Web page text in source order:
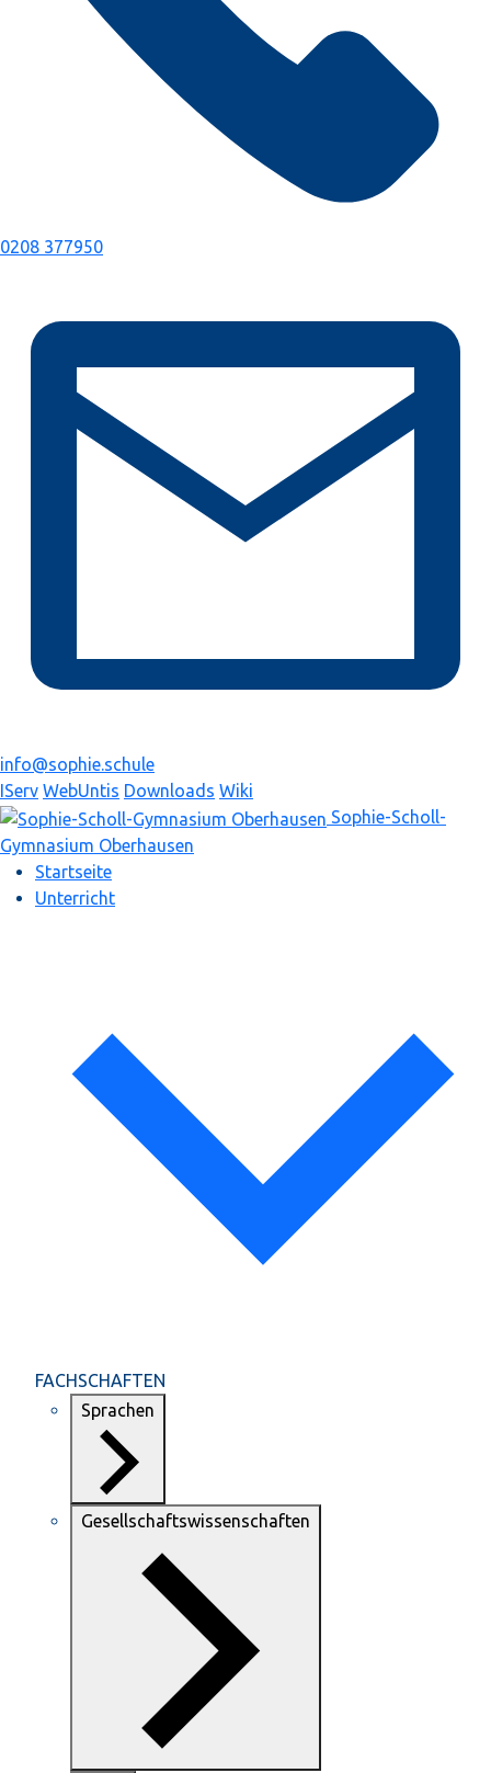
0208 377950
info@sophie.schule
IServ WebUntis Downloads Wiki
Sophie-Scholl-
Gymnasium Oberhausen
Startseite
Unterricht
FACHSCHAFTEN
Sprachen
Gesellschaftswissenschaften